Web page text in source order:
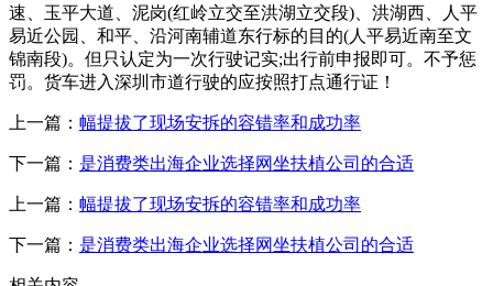
速、玉平大道、泥岗(红岭立交至洪湖立交段)、洪湖西、人平
易近公园、和平、沿河南辅道东行标的目的(人平易近南至文
锦南段)。但只认定为一次行驶记实;出行前申报即可。不予惩
罚。货车进入深圳市道行驶的应按照打点通行证！
上一篇： 幅提拔了现场安拆的容错率和成功率
下一篇： 是消费类出海企业选择网坐扶植公司的合适
上一篇： 幅提拔了现场安拆的容错率和成功率
下一篇： 是消费类出海企业选择网坐扶植公司的合适